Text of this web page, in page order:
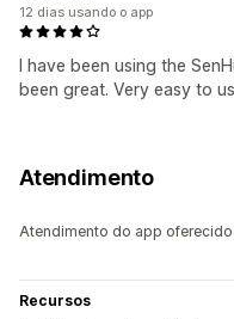
I have been using the
been great. Very easy to
12 dias usando o app
Atendimento
Atendimento do app oferecido
Recursos